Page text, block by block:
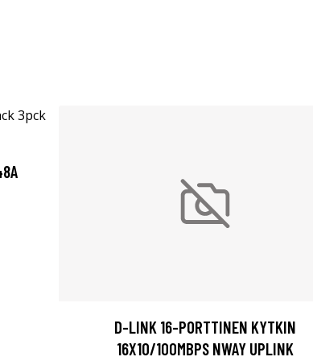
D-LINK 16-PORTTINEN KYTKIN
16X10/100MBPS NWAY UPLINK